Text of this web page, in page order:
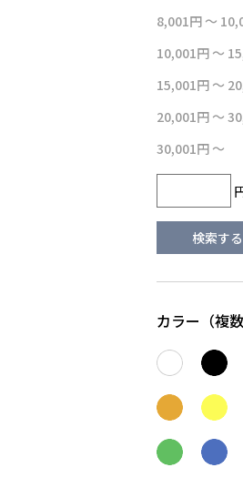
8,001円 ～
10,001円 ～
15,001円 ～
20,001円 ～
30,001円 ～